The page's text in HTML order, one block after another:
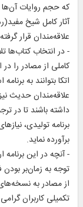
که حجم روایات آن‌ها
آثار کامل شیخ
علاقه‌مندان قرار
- در انتخاب
کاملی از مصادر را
اتکا بتوانند به
علاقه‌مندان حدیث
داشته باشند تا در
برنامه تولیدی،
برآورده نماید.
- آنچه در این
توجه به زمان‌بر
از مصادر به
تکمیلی کاربران